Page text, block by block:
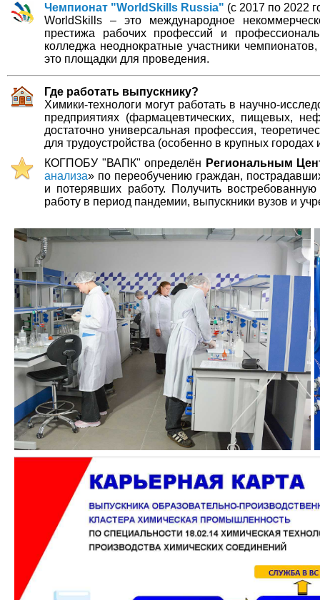
Чемпионат "WorldSkills Russia" (c 2017 по 2022
WorldSkills – это международное
престижа рабочих профессий и
колледжа неоднократные участники
это площадки для проведения.
Где работать выпускнику?
Химики-технологи могут работать в научно-
предприятиях (фармацевтических, пищевых,
достаточно универсальная профессия,
для трудоустройства (особенно в крупных
КОГПОБУ "ВАПК" определён Региональным
анализа» по переобучению граждан,
и потерявших работу. Получить
работу в период пандемии, выпускники вузов и